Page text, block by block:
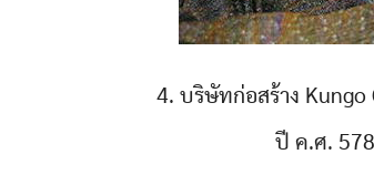
4. บริษัทก่อสร้าง
ปี ค.ศ.